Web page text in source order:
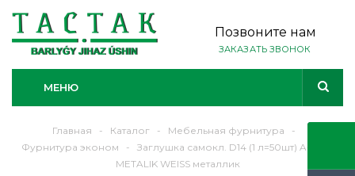
Позвоните нам
ЗАКАЗАТЬ ЗВОНОК
МЕНЮ
Главная - Каталог - Мебельная фурнитура
-
Фурнитура эконом
-
Заглушка самокл. D14 (1 л=50шт) A-5067
METALIK WEISS металлик